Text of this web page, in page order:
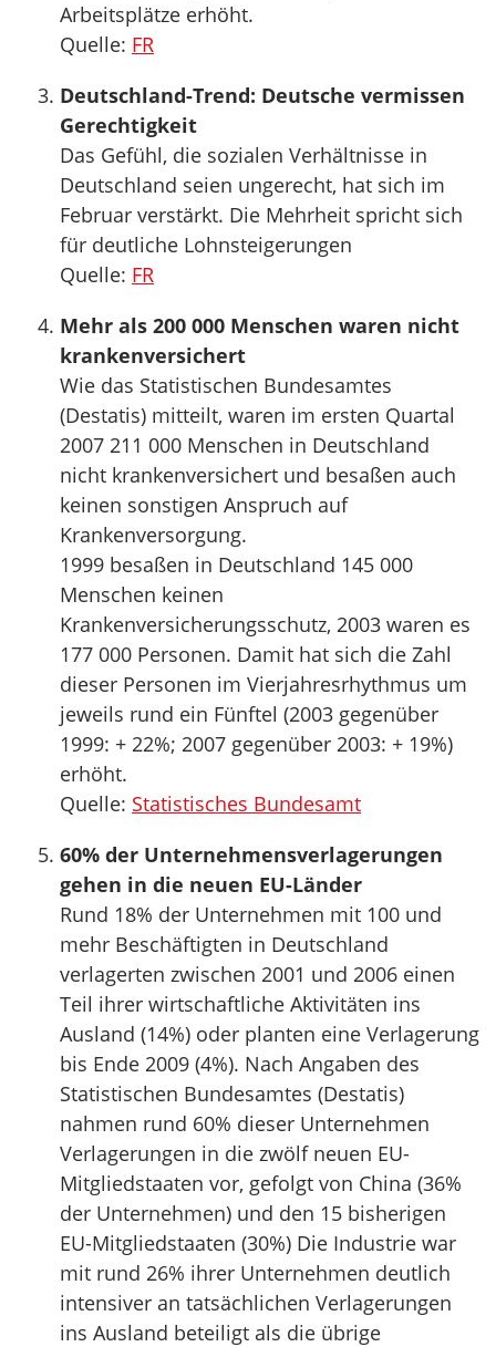
Arbeitsplätze erhöht.
Quelle: FR
Deutschland-Trend: Deutsche vermissen
Gerechtigkeit
Das Gefühl, die sozialen Verhältnisse in
Deutschland seien ungerecht, hat sich im
Februar verstärkt. Die Mehrheit spricht sich
für deutliche Lohnsteigerungen
Quelle: FR
Mehr als 200 000 Menschen waren nicht
krankenversichert
Wie das Statistischen Bundesamtes
(Destatis) mitteilt, waren im ersten Quartal
2007 211 000 Menschen in Deutschland
nicht krankenversichert und besaßen auch
keinen sonstigen Anspruch auf
Krankenversorgung.
1999 besaßen in Deutschland 145 000
Menschen keinen
Krankenversicherungsschutz, 2003 waren es
177 000 Personen. Damit hat sich die Zahl
dieser Personen im Vierjahresrhythmus um
jeweils rund ein Fünftel (2003 gegenüber
1999: + 22%; 2007 gegenüber 2003: + 19%)
erhöht.
Quelle: Statistisches Bundesamt
60% der Unternehmensverlagerungen
gehen in die neuen EU-Länder
Rund 18% der Unternehmen mit 100 und
mehr Beschäftigten in Deutschland
verlagerten zwischen 2001 und 2006 einen
Teil ihrer wirtschaftliche Aktivitäten ins
Ausland (14%) oder planten eine Verlagerung
bis Ende 2009 (4%). Nach Angaben des
Statistischen Bundesamtes (Destatis)
nahmen rund 60% dieser Unternehmen
Verlagerungen in die zwölf neuen EU-
Mitgliedstaaten vor, gefolgt von China (36%
der Unternehmen) und den 15 bisherigen
EU-Mitgliedstaaten (30%) Die Industrie war
mit rund 26% ihrer Unternehmen deutlich
intensiver an tatsächlichen Verlagerungen
ins Ausland beteiligt als die übrige